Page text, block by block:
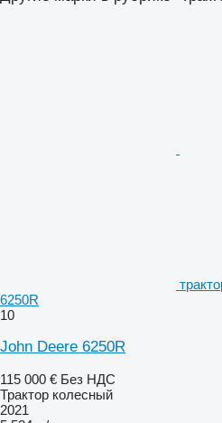
6250R
10
John Deere 6250R
115 000 € Без НДС
Трактор колесный
2021